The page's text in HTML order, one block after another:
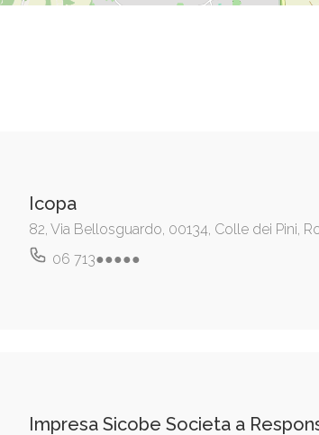
Icopa
82, Via Bellosguardo, 00134, Colle dei Pini,
06 713●●●●●
Impresa Sicobe Societa a